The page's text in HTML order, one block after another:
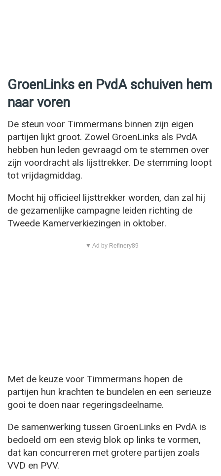
GroenLinks en PvdA schuiven hem
naar voren
De steun voor Timmermans binnen zijn eigen
partijen lijkt groot. Zowel GroenLinks als PvdA
hebben hun leden gevraagd om te stemmen over
zijn voordracht als lijsttrekker. De stemming loopt
tot vrijdagmiddag.
Mocht hij officieel lijsttrekker worden, dan zal hij
de gezamenlijke campagne leiden richting de
Tweede Kamerverkiezingen in oktober.
▼ Ad by Refinery89
Met de keuze voor Timmermans hopen de
partijen hun krachten te bundelen en een serieuze
gooi te doen naar regeringsdeelname.
De samenwerking tussen GroenLinks en PvdA is
bedoeld om een stevig blok op links te vormen,
dat kan concurreren met grotere partijen zoals
VVD en PVV.